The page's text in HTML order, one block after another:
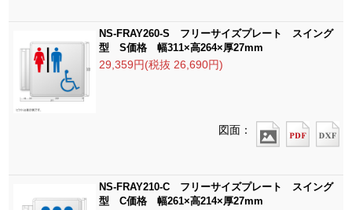
NS-FRAY260-S フリーサイズプレート スイング
型 S価格 幅311×高264×厚27mm
29,359円(税抜 26,690円)
図面：
NS-FRAY210-C フリーサイズプレート スイング
型 C価格 幅261×高214×厚27mm